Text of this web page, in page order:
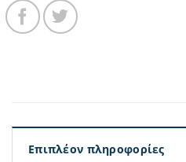
Επιπλέον πληροφορίες